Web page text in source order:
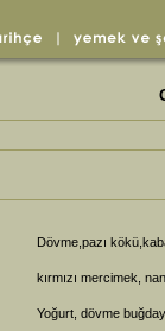
Dövme,pazı
kırmızı mercimek,
Yoğurt, dövme